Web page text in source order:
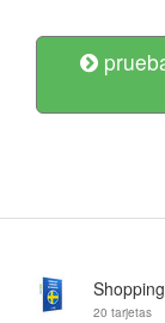
20 tarjetas